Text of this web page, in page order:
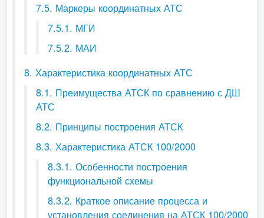
7.5. Маркеры координатных АТС
7.5.1. МГИ
7.5.2. МАИ
8. Характеристика координатных АТС
8.1. Преимущества АТСК по сравнению с ДШ
АТС
8.2. Принципы построения АТСК
8.3. Характеристика АТСК 100/2000
8.3.1. Особенности построения
функциональной схемы
8.3.2. Краткое описание процесса и
установления соединения на АТСК 100/2000